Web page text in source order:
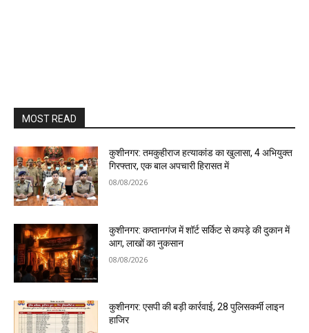
MOST READ
कुशीनगर: तमकुहीराज हत्याकांड का खुलासा, 4 अभियुक्त
गिरफ्तार, एक बाल अपचारी हिरासत में
08/08/2026
कुशीनगर: कप्तानगंज में शॉर्ट सर्किट से कपड़े की दुकान में
आग, लाखों का नुकसान
08/08/2026
कुशीनगर: एसपी की बड़ी कार्रवाई, 28 पुलिसकर्मी लाइन
हाजिर